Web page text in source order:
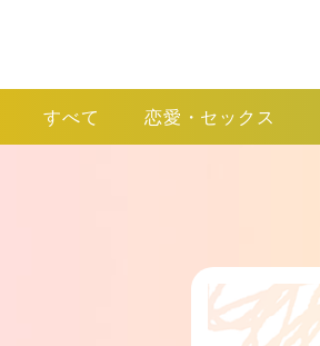
すべて 恋愛・セックス